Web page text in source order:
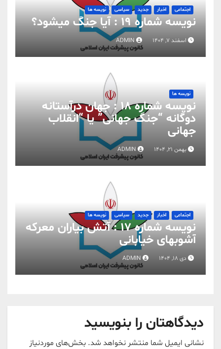
اجتماعی اخبار جدید سیاسی نویسه ها
نویسه شماره 19 : آیا جنگ میشود؟
اسفند 7, 1404
نویسه ها
نویسه شماره 18 : جهان درآستانه
دوگانه “جنگ جهانی” یا “انقلاب
جهانی
بهمن 21, 1404
اجتماعی اخبار جدید سیاسی نویسه ها
نویسه شماره 17 : آتش بیاران معرکه
آشوبهای خیابانی
دی 18, 1404
دیدگاهتان را بنویسید
نشانی ایمیل شما منتشر نخواهد شد. بخش‌های موردنیاز